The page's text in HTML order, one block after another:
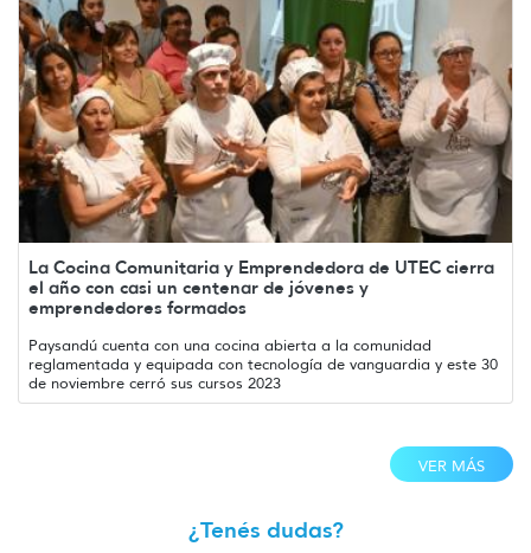
La Cocina Comunitaria y Emprendedora de UTEC cierra
el año con casi un centenar de jóvenes y
emprendedores formados
Paysandú cuenta con una cocina abierta a la comunidad
reglamentada y equipada con tecnología de vanguardia y este 30
de noviembre cerró sus cursos 2023
VER MÁS
¿Tenés dudas?